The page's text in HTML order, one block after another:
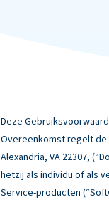
Deze
Overeenkomst regelt de
Alexandria, VA 22307,
hetzij als individu of als
Service-producten